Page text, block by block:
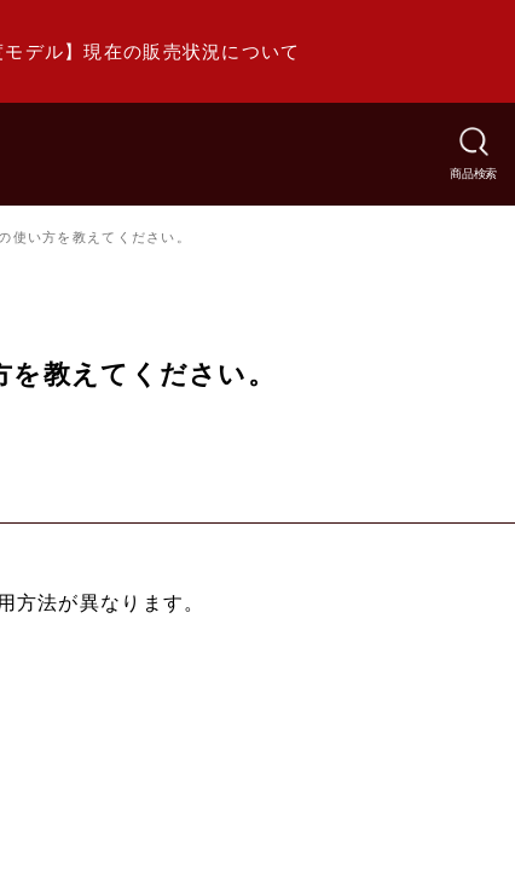
モデル】現在の販売状況について
商品検索
使い方を教えてください。
教えてください。
方法が異なります。